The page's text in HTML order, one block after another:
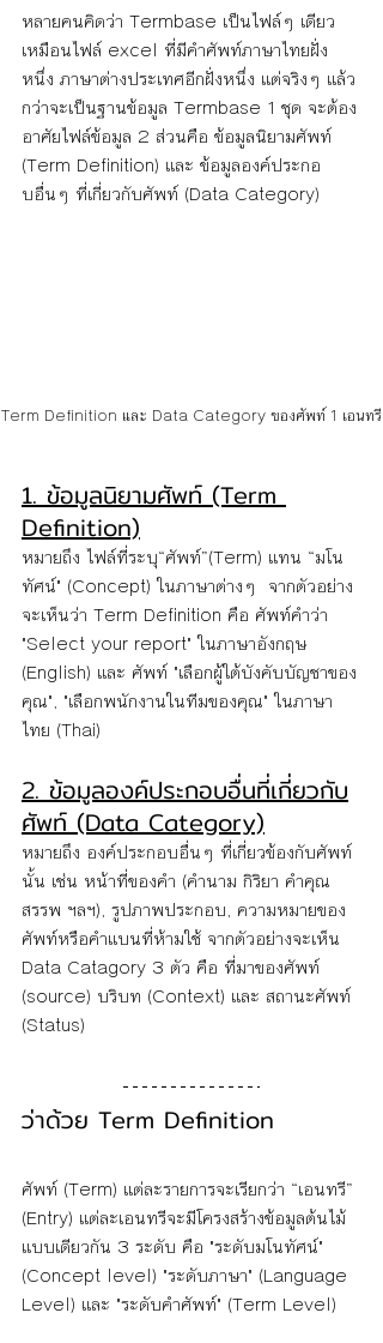
หลายคนคิดว่า Termbase เป็นไฟล์ๆ เดียว
เหมือนไฟล์ excel ที่มีคำศัพท์ภาษาไทยฝั่ง
หนึ่ง ภาษาต่างประเทศอีกฝั่งหนึ่ง แต่จริงๆ แล้ว
กว่าจะเป็นฐานข้อมูล Termbase 1 ชุด จะต้อง
อาศัยไฟล์ข้อมูล 2 ส่วนคือ ข้อมูลนิยามศัพท์
(Term Definition) และ ข้อมูลองค์ประกอ
บอื่นๆ ที่เกี่ยวกับศัพท์ (Data Category)
Term Definition และ Data Category ของศัพท์ 1 เอนทรี
1. ข้อมูลนิยามศัพท์ (Term
Definition)
หมายถึง ไฟล์ที่ระบุ“ศัพท์”(Term) แทน “มโน
ทัศน์" (Concept) ในภาษาต่างๆ  จากตัวอย่าง
จะเห็นว่า Term Definition คือ ศัพท์คำว่า
"Select your report" ในภาษาอังกฤษ
(English) และ ศัพท์ "เลือกผู้ใต้บังคับบัญชาของ
คุณ", "เลือกพนักงานในทีมของคุณ" ในภาษา
ไทย (Thai)
2. ข้อมูลองค์ประกอบอื่นที่เกี่ยวกับ
ศัพท์ (Data Category)
หมายถึง องค์ประกอบอื่นๆ ที่เกี่ยวข้องกับศัพท์
นั้น เช่น หน้าที่ของคำ (คำนาม กิริยา คำคุณ
สรรพ ฯลฯ), รูปภาพประกอบ, ความหมายของ
ศัพท์หรือคำแบนที่ห้ามใช้ จากตัวอย่างจะเห็น
Data Catagory 3 ตัว คือ ที่มาของศัพท์
(source) บริบท (Context) และ สถานะศัพท์
(Status)
ว่าด้วย Term Definition
ศัพท์ (Term) แต่ละรายการจะเรียกว่า “เอนทรี”
(Entry) แต่ละเอนทรีจะมีโครงสร้างข้อมูลต้นไม้
แบบเดียวกัน 3 ระดับ คือ "ระดับมโนทัศน์"
(Concept level) "ระดับภาษา" (Language
Level) และ "ระดับคำศัพท์" (Term Level)